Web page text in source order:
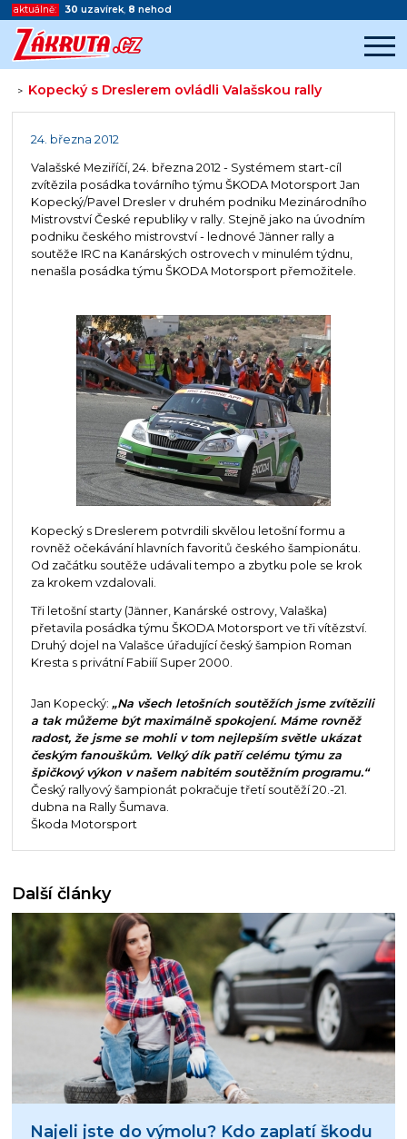
aktuálně: 30 uzavírek, 8 nehod
> Kopecký s Dreslerem ovládli Valašskou rally
Začátek reklamy
24. března 2012
Valašské Meziříčí, 24. března 2012 - Systémem start-cíl
zvítězila posádka továrního týmu ŠKODA Motorsport Jan
Kopecký/Pavel Dresler v druhém podniku Mezinárodního
Mistrovství České republiky v rally. Stejně jako na úvodním
podniku českého mistrovství - lednové Jänner rally a
soutěže IRC na Kanárských ostrovech v minulém týdnu,
nenašla posádka týmu ŠKODA Motorsport přemožitele.
Kopecký s Dreslerem potvrdili skvělou letošní formu a
rovněž očekávání hlavních favoritů českého šampionátu.
Od začátku soutěže udávali tempo a zbytku pole se krok
za krokem vzdalovali.
Tři letošní starty (Jänner, Kanárské ostrovy, Valaška)
přetavila posádka týmu ŠKODA Motorsport ve tři vítězství.
Druhý dojel na Valašce úřadující český šampion Roman
Kresta s privátní Fabiíí Super 2000.
Jan Kopecký: „Na všech letošních soutěžích jsme zvítězili
a tak můžeme být maximálně spokojení. Máme rovněž
radost, že jsme se mohli v tom nejlepším světle ukázat
českým fanouškům. Velký dík patří celému týmu za
špičkový výkon v našem nabitém soutěžním programu.“
Český rallyový šampionát pokračuje třetí soutěží 20.-21.
dubna na Rally Šumava.
Škoda Motorsport
Další články
Najeli jste do výmolu? Kdo zaplatí škodu